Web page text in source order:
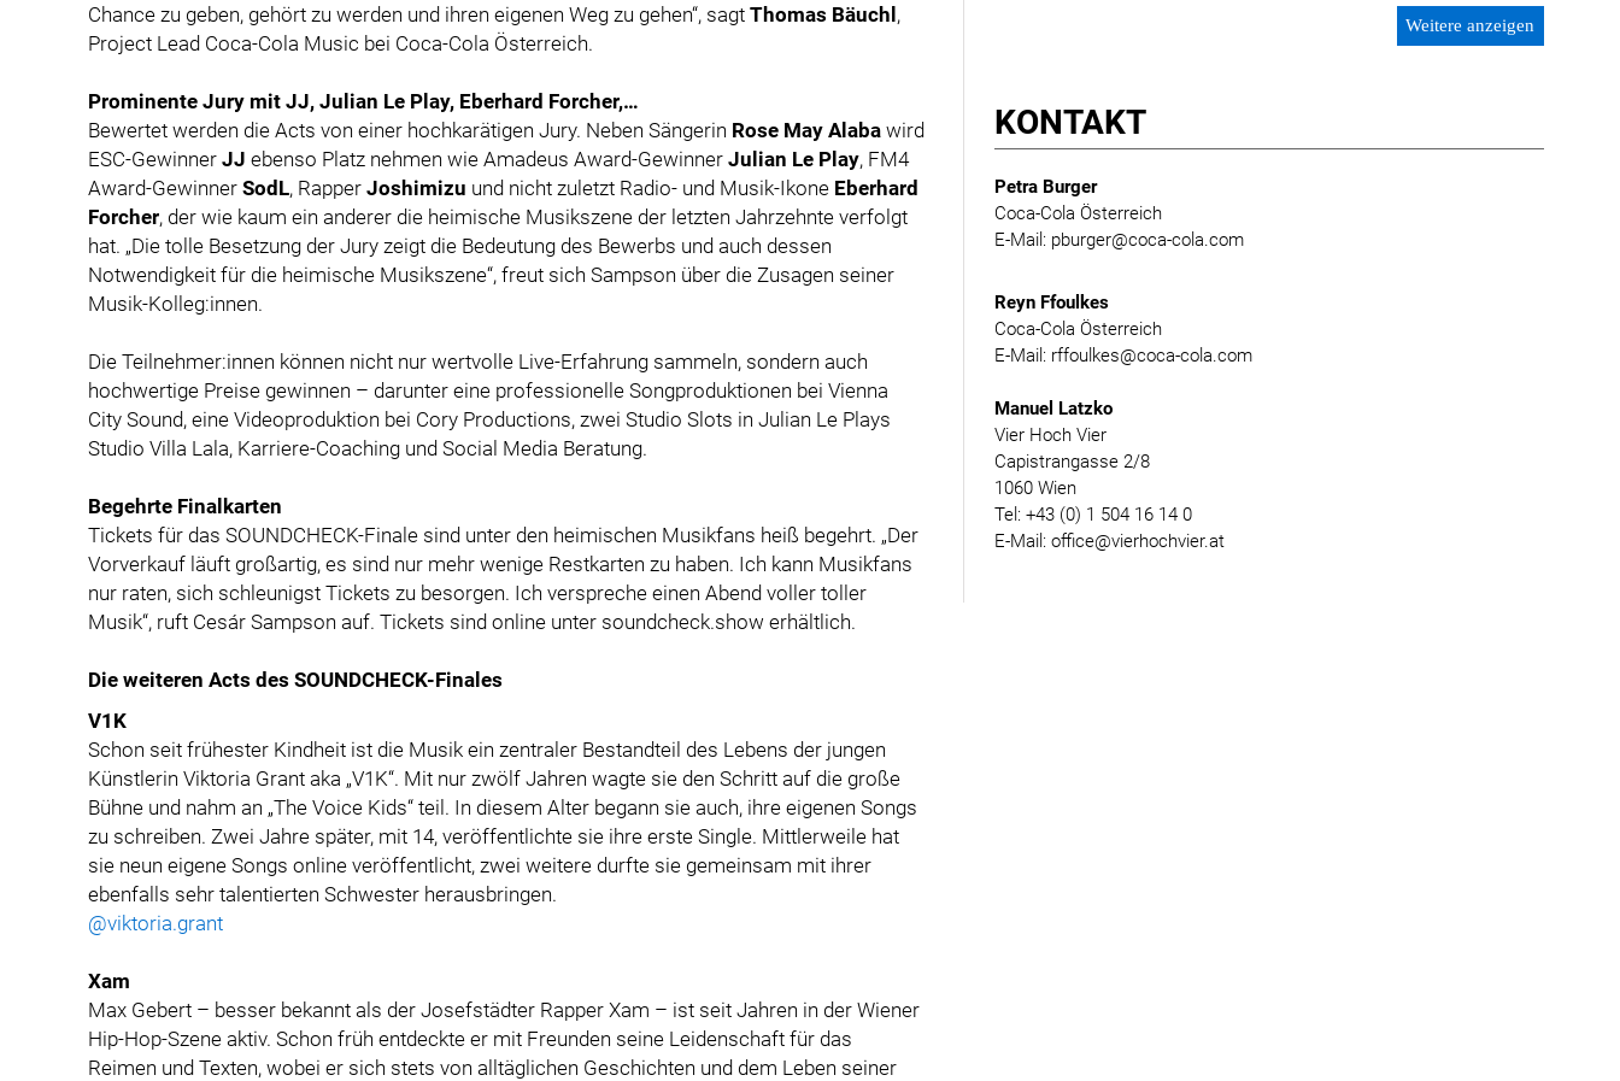
Chance zu geben, gehört zu werden und ihren eigenen Weg zu gehen“, sagt Thomas Bäuchl,
Project Lead Coca-Cola Music bei Coca-Cola Österreich.
Prominente Jury mit JJ, Julian Le Play, Eberhard Forcher,…
Bewertet werden die Acts von einer hochkarätigen Jury. Neben Sängerin Rose May Alaba wird
ESC-Gewinner JJ ebenso Platz nehmen wie Amadeus Award-Gewinner Julian Le Play, FM4
Award-Gewinner SodL, Rapper Joshimizu und nicht zuletzt Radio- und Musik-Ikone Eberhard
Forcher, der wie kaum ein anderer die heimische Musikszene der letzten Jahrzehnte verfolgt
hat. „Die tolle Besetzung der Jury zeigt die Bedeutung des Bewerbs und auch dessen
Notwendigkeit für die heimische Musikszene“, freut sich Sampson über die Zusagen seiner
Musik-Kolleg:innen.
Die Teilnehmer:innen können nicht nur wertvolle Live-Erfahrung sammeln, sondern auch
hochwertige Preise gewinnen – darunter eine professionelle Songproduktionen bei Vienna
City Sound, eine Videoproduktion bei Cory Productions, zwei Studio Slots in Julian Le Plays
Studio Villa Lala, Karriere-Coaching und Social Media Beratung.
Begehrte Finalkarten
Tickets für das SOUNDCHECK-Finale sind unter den heimischen Musikfans heiß begehrt. „Der
Vorverkauf läuft großartig, es sind nur mehr wenige Restkarten zu haben. Ich kann Musikfans
nur raten, sich schleunigst Tickets zu besorgen. Ich verspreche einen Abend voller toller
Musik“, ruft Cesár Sampson auf. Tickets sind online unter soundcheck.show erhältlich.
Die weiteren Acts des SOUNDCHECK-Finales
V1K
Schon seit frühester Kindheit ist die Musik ein zentraler Bestandteil des Lebens der jungen
Künstlerin Viktoria Grant aka „V1K“. Mit nur zwölf Jahren wagte sie den Schritt auf die große
Bühne und nahm an „The Voice Kids“ teil. In diesem Alter begann sie auch, ihre eigenen Songs
zu schreiben. Zwei Jahre später, mit 14, veröffentlichte sie ihre erste Single. Mittlerweile hat
sie neun eigene Songs online veröffentlicht, zwei weitere durfte sie gemeinsam mit ihrer
ebenfalls sehr talentierten Schwester herausbringen.
@viktoria.grant
Xam
Max Gebert – besser bekannt als der Josefstädter Rapper Xam – ist seit Jahren in der Wiener
Hip-Hop-Szene aktiv. Schon früh entdeckte er mit Freunden seine Leidenschaft für das
Reimen und Texten, wobei er sich stets von alltäglichen Geschichten und dem Leben seiner
Weitere anzeigen
KONTAKT
Petra Burger
Coca-Cola Österreich
E-Mail: pburger@coca-cola.com
Reyn Ffoulkes
Coca-Cola Österreich
E-Mail: rffoulkes@coca-cola.com
Manuel Latzko
Vier Hoch Vier
Capistrangasse 2/8
1060 Wien
Tel: +43 (0) 1 504 16 14 0
E-Mail: office@vierhochvier.at